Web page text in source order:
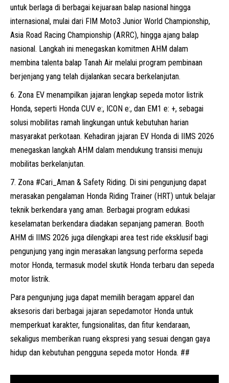
untuk berlaga di berbagai kejuaraan balap nasional hingga
internasional, mulai dari FIM Moto3 Junior World Championship,
Asia Road Racing Championship (ARRC), hingga ajang balap
nasional. Langkah ini menegaskan komitmen AHM dalam
membina talenta balap Tanah Air melalui program pembinaan
berjenjang yang telah dijalankan secara berkelanjutan.
Zona EV menampilkan jajaran lengkap sepeda motor listrik
Honda, seperti Honda CUV e:, ICON e:, dan EM1 e: +, sebagai
solusi mobilitas ramah lingkungan untuk kebutuhan harian
masyarakat perkotaan. Kehadiran jajaran EV Honda di IIMS 2026
menegaskan langkah AHM dalam mendukung transisi menuju
mobilitas berkelanjutan.
Zona #Cari_Aman & Safety Riding. Di sini pengunjung dapat
merasakan pengalaman Honda Riding Trainer (HRT) untuk belajar
teknik berkendara yang aman. Berbagai program edukasi
keselamatan berkendara diadakan sepanjang pameran. Booth
AHM di IIMS 2026 juga dilengkapi area test ride eksklusif bagi
pengunjung yang ingin merasakan langsung performa sepeda
motor Honda, termasuk model skutik Honda terbaru dan sepeda
motor listrik.
Para pengunjung juga dapat memilih beragam apparel dan
aksesoris dari berbagai jajaran sepedamotor Honda untuk
memperkuat karakter, fungsionalitas, dan fitur kendaraan,
sekaligus memberikan ruang ekspresi yang sesuai dengan gaya
hidup dan kebutuhan pengguna sepeda motor Honda. ##